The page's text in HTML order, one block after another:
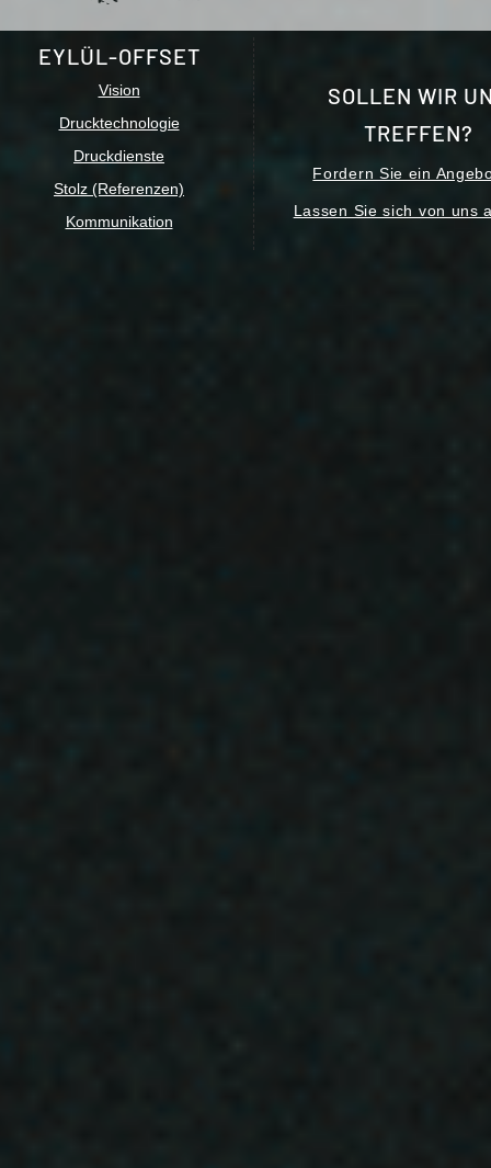
EYLÜL-OFFSET
Vision
Drucktechnologie
Druckdienste
Stolz (Referenzen)
Kommunikation
SOLLEN WIR
TREFFEN?
Fordern Sie ein
Lassen Sie sich von uns